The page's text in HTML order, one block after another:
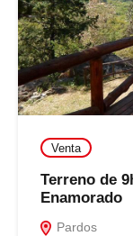
Venta
Terreno de
Enamorado
Pardos